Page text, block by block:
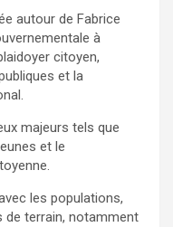
autour de Fabrice
à
citoyen,
et la
majeurs tels que
et le
les populations,
de terrain, notamment